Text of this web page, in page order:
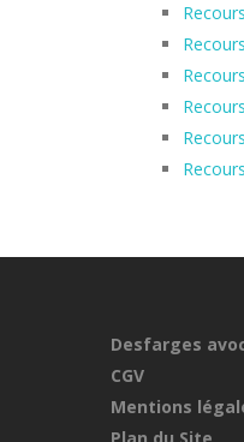
Desfarges
CGV
Mentions